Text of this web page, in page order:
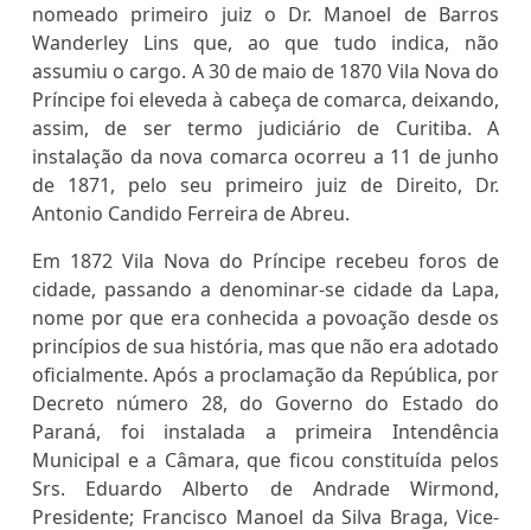
nomeado primeiro juiz o Dr. Manoel de Barros
Wanderley Lins que, ao que tudo indica, não
assumiu o cargo. A 30 de maio de 1870 Vila Nova do
Príncipe foi eleveda à cabeça de comarca, deixando,
assim, de ser termo judiciário de Curitiba. A
instalação da nova comarca ocorreu a 11 de junho
de 1871, pelo seu primeiro juiz de Direito, Dr.
Antonio Candido Ferreira de Abreu.
Em 1872 Vila Nova do Príncipe recebeu foros de
cidade, passando a denominar-se cidade da Lapa,
nome por que era conhecida a povoação desde os
princípios de sua história, mas que não era adotado
oficialmente. Após a proclamação da República, por
Decreto número 28, do Governo do Estado do
Paraná, foi instalada a primeira Intendência
Municipal e a Câmara, que ficou constituída pelos
Srs. Eduardo Alberto de Andrade Wirmond,
Presidente; Francisco Manoel da Silva Braga, Vice-